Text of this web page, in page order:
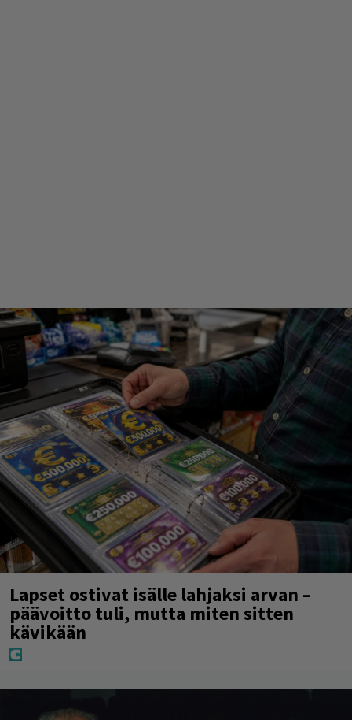
Lapset ostivat isälle lahjaksi arvan –
päävoitto tuli, mutta miten sitten
kävikään